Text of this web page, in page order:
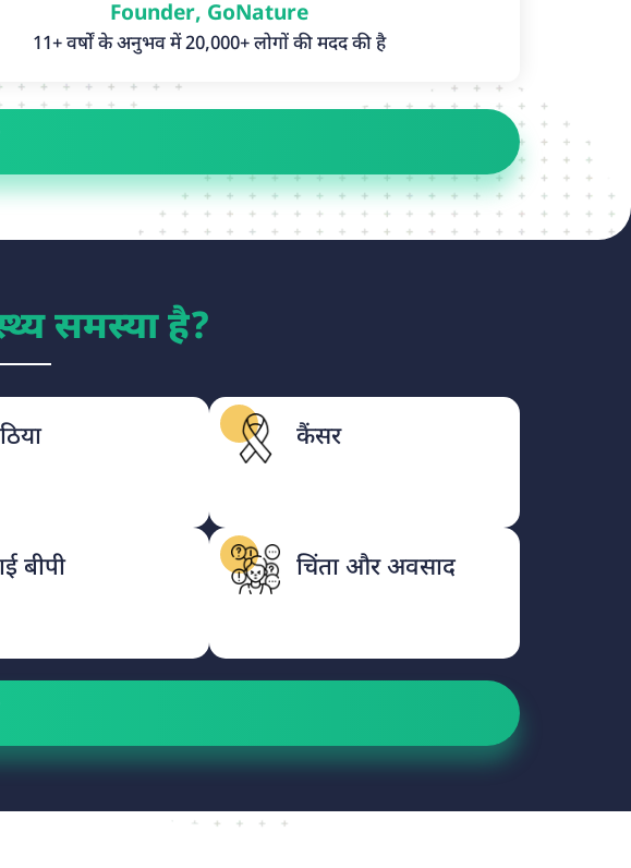
Founder, GoNature
11+ वर्षों के अनुभव में 20,000+ लोगों की मदद की है
समस्या है?
कैंसर
बीपी चिंता और अवसाद